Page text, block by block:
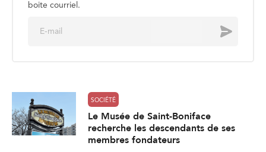
boite courriel.
Envoyer
SOCIÉTÉ
Le Musée de Saint-Boniface
recherche les descendants de ses
membres fondateurs